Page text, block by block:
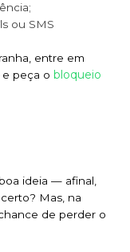
ou SMS
entre em
peça o bloqueio
ideia — afinal,
Mas, na
de perder o